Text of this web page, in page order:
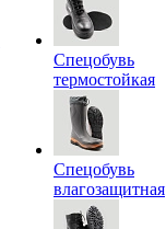
Спецобувь
термостойкая
Спецобувь
влагозащитная